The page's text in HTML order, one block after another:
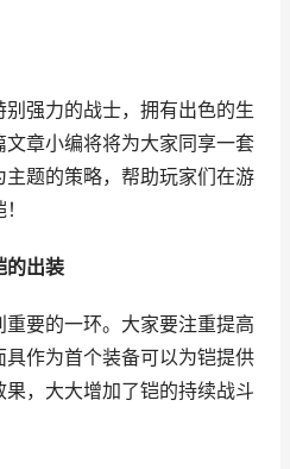
强力的战士，拥有出色的生
章小编将将为大家同享一套
题的策略，帮助玩家们在游
出装
要的一环。大家要注重提高
作为首个装备可以为铠提供
，大大增加了铠的持续战斗